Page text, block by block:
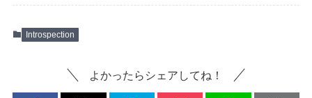
Introspection
よかったらシェアしてね！